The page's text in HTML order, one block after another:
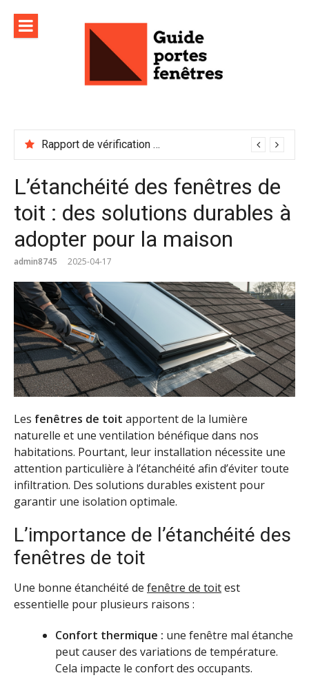
contenu
Rapport de vérification sécurité : à conserver précieusement
L’étanchéité des fenêtres de
toit : des solutions durables à
adopter pour la maison
admin8745 2025-04-17
Les fenêtres de toit apportent de la lumière
naturelle et une ventilation bénéfique dans nos
habitations. Pourtant, leur installation nécessite une
attention particulière à l’étanchéité afin d’éviter toute
infiltration. Des solutions durables existent pour
garantir une isolation optimale.
L’importance de l’étanchéité des
fenêtres de toit
Une bonne étanchéité de fenêtre de toitest
essentielle pour plusieurs raisons :
Confort thermique : une fenêtre mal étanche
peut causer des variations de température.
Cela impacte le confort des occupants.